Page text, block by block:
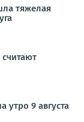
тяжелая
утро 9 августа